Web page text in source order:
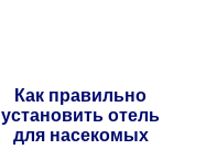
Как правильно
установить отель
для насекомых